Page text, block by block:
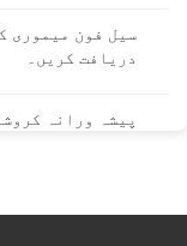
سیل فون میموری
دریافت کریں۔
پیشہ ورانہ